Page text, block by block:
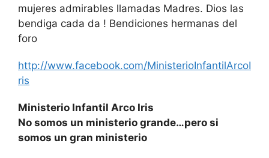
mujeres admirables llamadas Madres. Dios las
bendiga cada da ! Bendiciones hermanas del
foro
http://www.facebook.com/MinisterioInfantilArcoI
ris
Ministerio Infantil Arco Iris
No somos un ministerio grande…pero si
somos un gran ministerio